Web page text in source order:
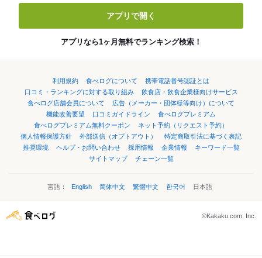
アプリで開く
アプリなら1ヶ月無料でランキング検索！
利用規約 食べログについて
携帯電話番号認証とは
口コミ・ランキングに対する取り組み
飲食店・飲食企業様向けサービス
食べログ店舗会員について
広告（メーカー・団体様等向け）について
機能改善要望
口コミガイドライン
食べログプレミアム
食べログプレミアム無料クーポン
ネット予約（リクエスト予約）
個人情報保護方針
外部送信（オプトアウト）
特定商取引法に基づく表記
推奨環境
ヘルプ・お問い合わせ 採用情報 企業情報
キーワード一覧
サイトマップ
チェーン一覧
言語： English 简体中文 繁體中文 한국어 日本語
©Kakaku.com, Inc.